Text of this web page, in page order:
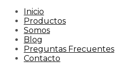
Inicio
Productos
Somos
Blog
Preguntas Frecuentes
Contacto